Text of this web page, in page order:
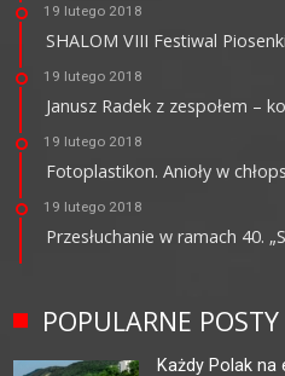
19 lutego 2018
SHALOM VIII Festiwal
19 lutego 2018
Janusz Radek z zespołem –
19 lutego 2018
Fotoplastikon. Anioły w
19 lutego 2018
Przesłuchanie w ramach 40.
POPULARNE POSTY
Każdy Polak na